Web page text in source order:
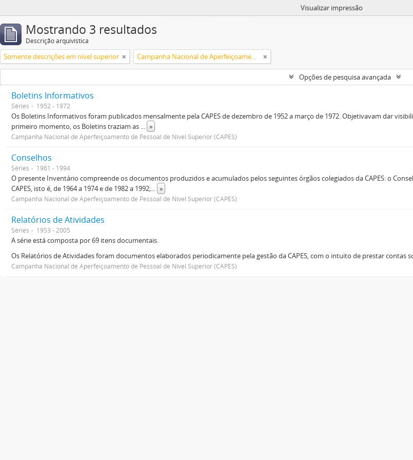
Visualizar impressão
Mostrando 3 resultados
Descrição arquivística
Somente descrições em nível superior Campanha Nacional de Aperfeiçoamento de Pessoal de Nível Superior (CAPES)
Opções de pesquisa avançada
Boletins Informativos
Séries 1952 - 1972
Os Boletins Informativos foram publicados mensalmente pela CAPES de dezembro de 1952 a março de 1972. Objetivavam dar
primeiro momento, os Boletins traziam as ... »
Campanha Nacional de Aperfeiçoamento de Pessoal de Nível Superior (CAPES)
Conselhos
Séries 1961 - 1994
O presente Inventário compreende os documentos produzidos e acumulados pelos seguintes órgãos colegiados da CAPES: o
CAPES, isto é, de 1964 a 1974 e de 1982 a 1992;... »
Campanha Nacional de Aperfeiçoamento de Pessoal de Nível Superior (CAPES)
Relatórios de Atividades
Séries 1953 - 2005
A série está composta por 69 itens documentais.
Os Relatórios de Atividades foram documentos elaborados periodicamente pela gestão da CAPES, com o intuito de prestar
Campanha Nacional de Aperfeiçoamento de Pessoal de Nível Superior (CAPES)